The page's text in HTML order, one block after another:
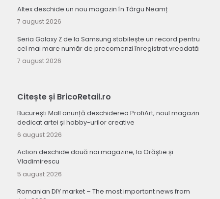
Altex deschide un nou magazin în Târgu Neamț
7 august 2026
Seria Galaxy Z de la Samsung stabilește un record pentru
cel mai mare număr de precomenzi înregistrat vreodată
7 august 2026
Citește și BricoRetail.ro
București Mall anunță deschiderea ProfiArt, noul magazin
dedicat artei și hobby-urilor creative
6 august 2026
Action deschide două noi magazine, la Orăștie și
Vladimirescu
5 august 2026
Romanian DIY market – The most important news from